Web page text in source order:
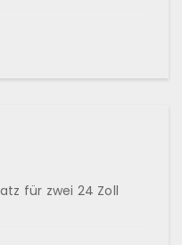
für zwei 24 Zoll